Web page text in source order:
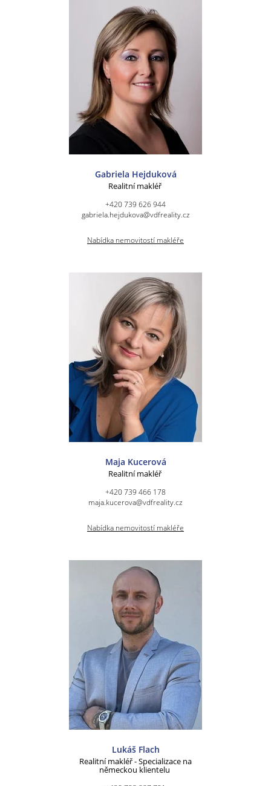
Gabriela Hejduková
Realitní makléř
+420 739 626 944
gabriela.hejdukova@vdfreality.cz
Nabídka nemovitostí makléře
Maja Kucerová
Realitní makléř
+420 739 466 178
maja.kucerova@vdfreality.cz
Nabídka nemovitostí makléře
Lukáš Flach
Realitní makléř - Specializace na
německou klientelu